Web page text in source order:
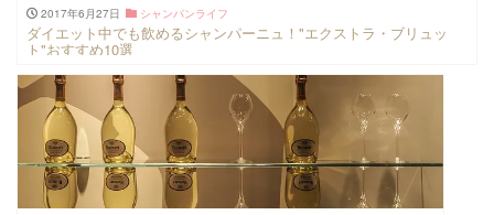
2017年6月27日 シャンパンライフ
ダイエット中でも飲めるシャンパーニュ！"エクストラ・ブリュッ
ト"おすすめ10選